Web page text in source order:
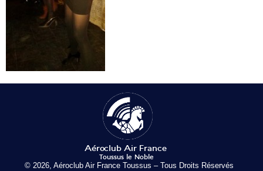
© 2026, Aéroclub Air France Toussus – Tous Droits Réservés